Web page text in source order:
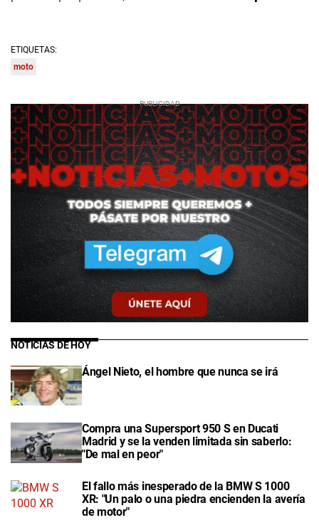
ETIQUETAS:
moto
NOTICIAS DE HOY
Ángel Nieto, el hombre que nunca se irá
Compra una Supersport 950 S en Ducati
Madrid y se la venden limitada sin saberlo:
"De mal en peor"
El fallo más inesperado de la BMW S 1000
XR: "Un palo o una piedra encienden la avería
de motor"